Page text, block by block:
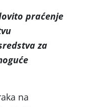
praćenje
za
na